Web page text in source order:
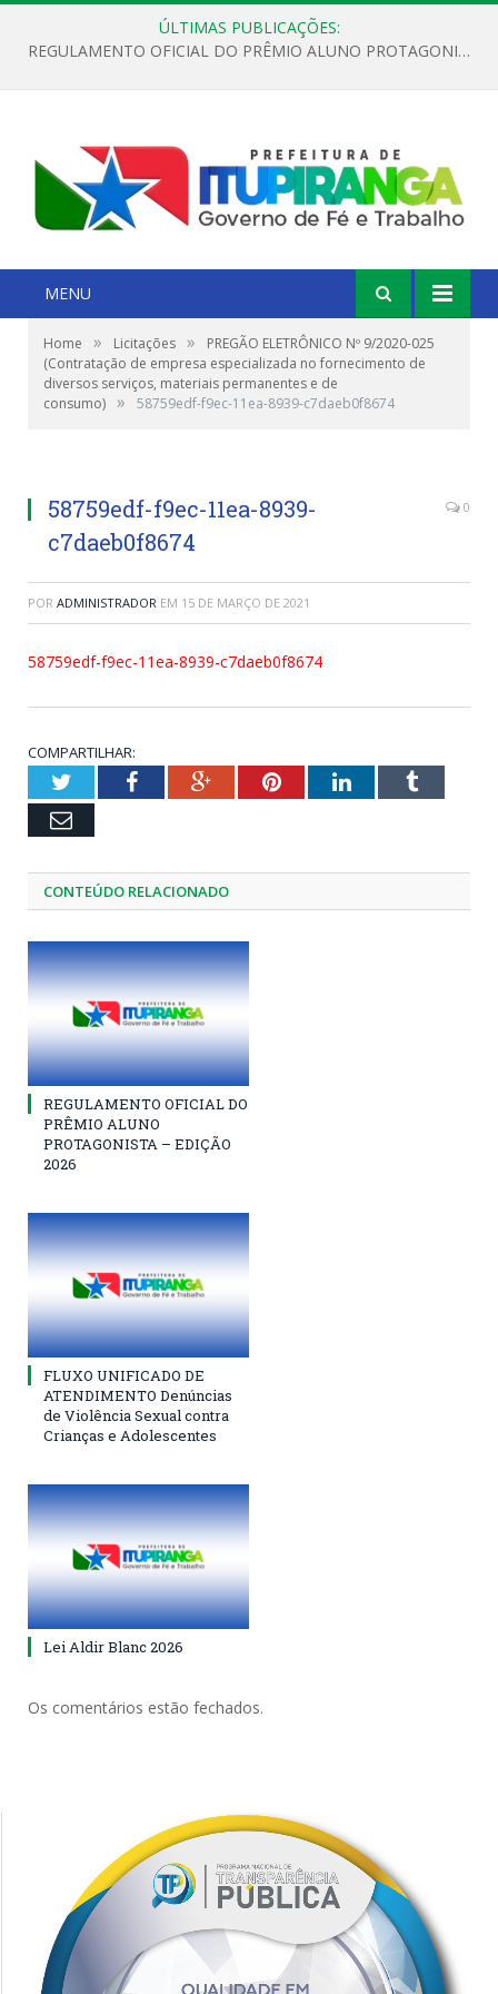
ÚLTIMAS PUBLICAÇÕES:
REGULAMENTO OFICIAL DO PRÊMIO ALUNO PROTAGONISTA – EDIÇÃO 2026
MENU
Home » Licitações »
PREGÃO ELETRÔNICO Nº 9/2020-025
(Contratação de empresa especializada no fornecimento de
diversos serviços, materiais permanentes e de
consumo) » 58759edf-f9ec-11ea-8939-c7daeb0f8674
58759edf-f9ec-11ea-8939-
c7daeb0f8674
0
POR ADMINISTRADOR EM 15 DE MARÇO DE 2021
58759edf-f9ec-11ea-8939-c7daeb0f8674
COMPARTILHAR:
TwitterFacebookGoogle+PinterestLinkedInTumblr
Email
CONTEÚDO RELACIONADO
REGULAMENTO OFICIAL DO
PRÊMIO ALUNO
PROTAGONISTA – EDIÇÃO
2026
FLUXO UNIFICADO DE
ATENDIMENTO Denúncias
de Violência Sexual contra
Crianças e Adolescentes
Lei Aldir Blanc 2026
Os comentários estão fechados.